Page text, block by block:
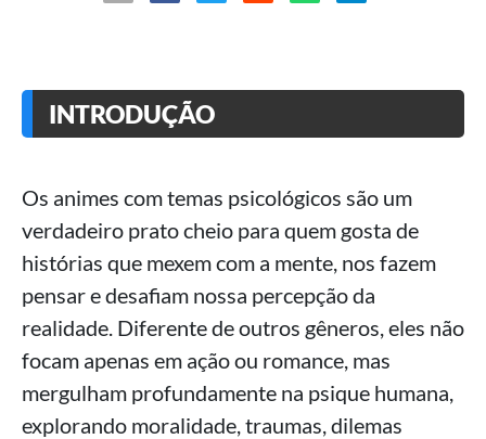
INTRODUÇÃO
Os animes com temas psicológicos são um
verdadeiro prato cheio para quem gosta de
histórias que mexem com a mente, nos fazem
pensar e desafiam nossa percepção da
realidade. Diferente de outros gêneros, eles não
focam apenas em ação ou romance, mas
mergulham profundamente na psique humana,
explorando moralidade, traumas, dilemas